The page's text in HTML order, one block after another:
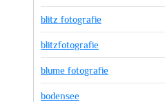
blitz fotografie
blitzfotografie
blume fotografie
bodensee